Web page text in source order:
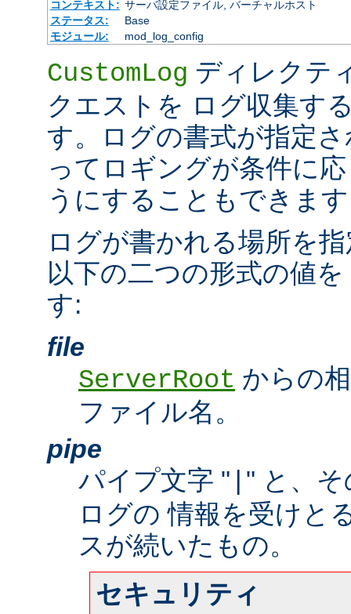
コンテキスト: サーバ設定ファイル, バーチャルホスト
ステータス:
Base
モジュール:
mod_log_config
CustomLog ディレクテ
クエストを ログ収集す
す。ログの書式が指定
ってロギングが条件に
うにすることもできま
ログが書かれる場所を
以下の二つの形式の値
す:
file
ServerRoot からの
ファイル名。
pipe
パイプ文字 " " と、
ログの 情報を受けと
スが続いたもの。
セキュリティ